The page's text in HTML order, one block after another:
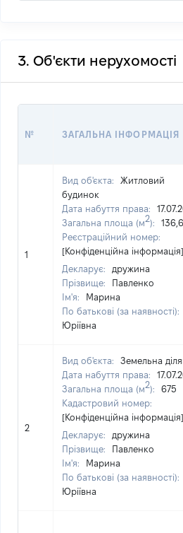
3. Об'єкти нерухомості
№ ЗАГАЛЬНА ІНФОРМАЦІЯ
1
Вид об'єкта:
Житловий
будинок
Дата набуття права:
Загальна площа (м2):
Реєстраційний номер:
[Конфіденційна інформація]
Декларує:
дружина
Прізвище:
Павленко
Ім'я:
Марина
По батькові (за наявності):
Юріївна
2
Вид об'єкта:
Земельна
Дата набуття права:
Загальна площа (м2):
675
Кадастровий номер:
[Конфіденційна інформація]
Декларує:
дружина
Прізвище:
Павленко
Ім'я:
Марина
По батькові (за наявності):
Юріївна